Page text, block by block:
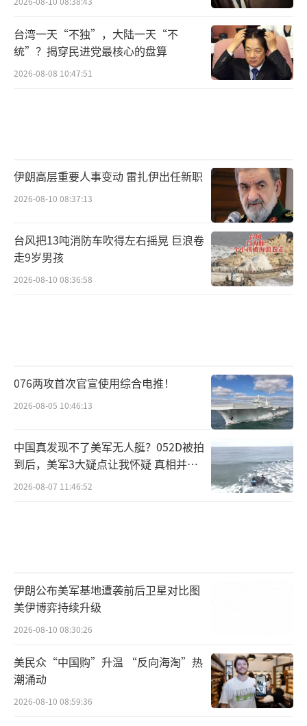
台湾一天“不独”，大陆一天“不
统”？揭穿民进党最核心的盘算
2026-08-08 10:47:51
伊朗高层重要人事变动 雷扎伊出任新职
2026-08-10 08:37:13
台风把13吨消防车吹得左右摇晃 巨浪卷
走9岁男孩
2026-08-10 08:36:58
076两攻首次官宣使用综合电推！
2026-08-05 10:46:13
中国真发现不了美军无人艇？052D被拍
到后，美军3大疑点让我怀疑 真相并非
如此
2026-08-07 11:46:52
伊朗公布美军基地遭袭前后卫星对比图
美伊博弈持续升级
2026-08-10 08:30:26
美民众“中国购”升温 “反向海淘”热
潮涌动
2026-08-10 08:59:36